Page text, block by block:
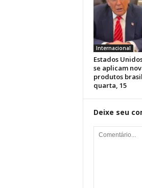
Internacional
Estados
se aplicam
produtos
quarta, 15
Deixe seu